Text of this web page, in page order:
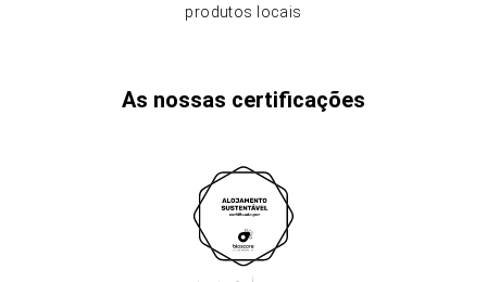
produtos locais
As nossas certificações